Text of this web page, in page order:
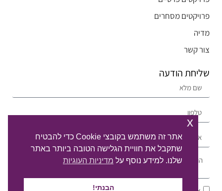
פרויקטים מסחרים
מדיה
צור קשר
שליחת הודעה
אתר זה משתמש בקובצי Cookie כדי להבטיח
שתקבל את חוויית הגלישה הטובה ביותר באתר
שלנו. למידע נוסף על מדיניות העוגיות
הבנתי!
x